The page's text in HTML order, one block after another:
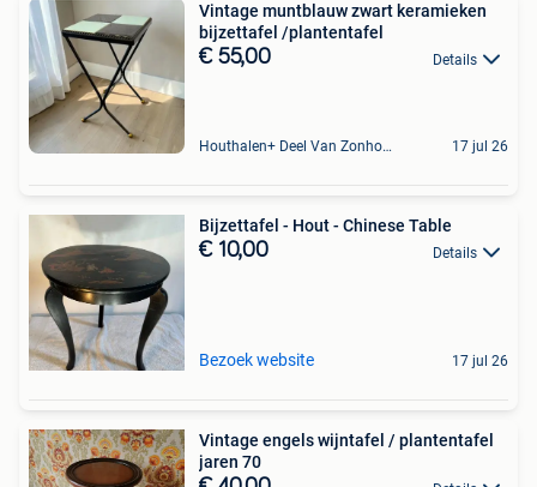
Vintage muntblauw zwart keramieken
bijzettafel /plantentafel
€ 55,00 Details
Houthalen+ Deel Van Zonhoven En Zolder 17 jul 26
Bijzettafel - Hout - Chinese Table
€ 10,00 Details
Bezoek website 17 jul 26
Vintage engels wijntafel / plantentafel
jaren 70